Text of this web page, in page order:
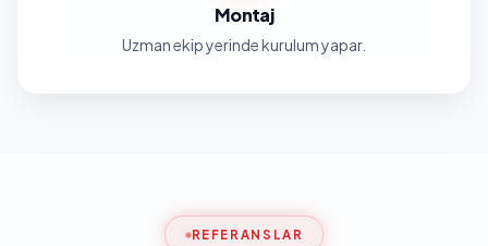
Montaj
Uzman ekip yerinde kurulum yapar.
REFERANSLAR